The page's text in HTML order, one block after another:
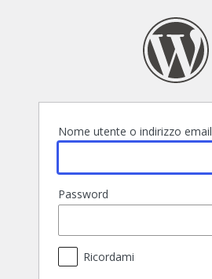
Nome utente o indirizzo email
Password
Ricordami